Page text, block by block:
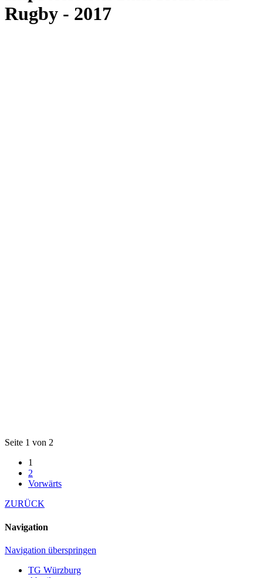
Rugby - 2017
Seite 1 von 2
1
2
Vorwärts
ZURÜCK
Navigation
Navigation überspringen
TG Würzburg